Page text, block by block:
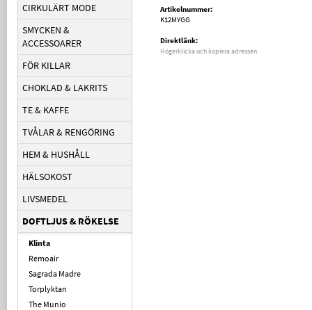
CIRKULÄRT MODE
SMYCKEN &
ACCESSOARER
FÖR KILLAR
CHOKLAD & LAKRITS
TE & KAFFE
TVÅLAR & RENGÖRING
HEM & HUSHÅLL
HÄLSOKOST
LIVSMEDEL
DOFTLJUS & RÖKELSE
Klinta
Remoair
Sagrada Madre
Torplyktan
The Munio
Artikelnummer:
K12MYGG
Direktlänk:
Högerklicka och kopiera adressen